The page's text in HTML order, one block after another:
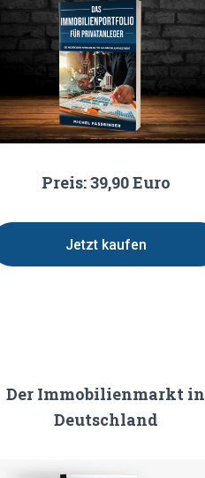
Preis: 39,90 Euro
Jetzt kaufen
Der Immobilienmarkt in
Deutschland